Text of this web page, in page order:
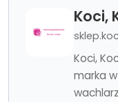
Koci,
Koci,
marka